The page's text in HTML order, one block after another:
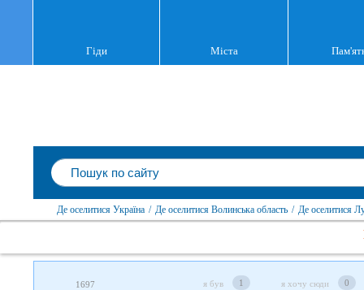
Гіди Міста
Де оселитися Україна / Де оселитися Волинська область / Де оселитися
1697 я був 1 я хочу сюди 0